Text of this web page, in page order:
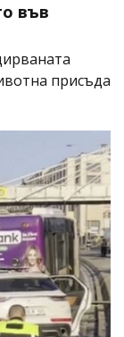
във
присъда